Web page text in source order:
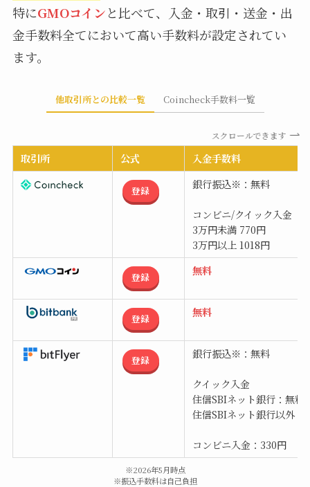
特にGMOコインと比べて、入金・取引・送金・出
金手数料全てにおいて高い手数料が設定されてい
ます。
他取引所との比較一覧 Coincheck手数料一覧
スクロールできます
取引所 公式 入金手数料
登録 銀行振込※：無料
コンビニ/クイック入金
3万円未満 770円
3万円以上 1018円
登録 無料
登録 無料
登録 銀行振込※：無料
クイック入金
住信SBIネット銀行：無料
住信SBIネット銀行以外：
コンビニ入金：330円
※2026年5月時点
※振込手数料は自己負担